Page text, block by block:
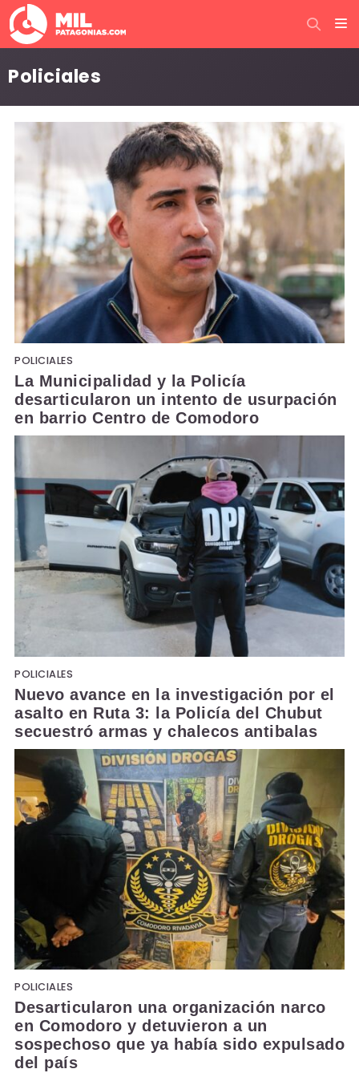
Policiales
POLICIALES
La Municipalidad y la Policía
desarticularon un intento de usurpación
en barrio Centro de Comodoro
POLICIALES
Nuevo avance en la investigación por el
asalto en Ruta 3: la Policía del Chubut
secuestró armas y chalecos antibalas
POLICIALES
Desarticularon una organización narco
en Comodoro y detuvieron a un
sospechoso que ya había sido expulsado
del país